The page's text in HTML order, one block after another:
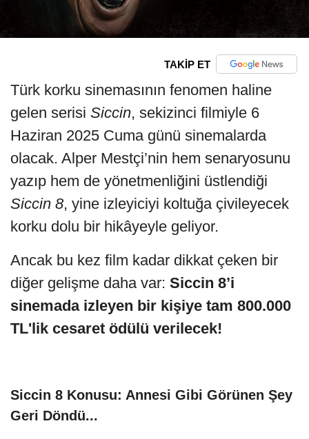
TAKİP ET
Türk korku sinemasının fenomen haline
gelen serisi Siccin, sekizinci filmiyle 6
Haziran 2025 Cuma günü sinemalarda
olacak. Alper Mestçi’nin hem senaryosunu
yazıp hem de yönetmenliğini üstlendiği
Siccin 8, yine izleyiciyi koltuğa çivileyecek
korku dolu bir hikâyeyle geliyor.
Ancak bu kez film kadar dikkat çeken bir
diğer gelişme daha var: Siccin 8’i
sinemada izleyen bir kişiye tam 800.000
TL'lik cesaret ödülü verilecek!
Siccin 8 Konusu: Annesi Gibi Görünen Şey
Geri Döndü...